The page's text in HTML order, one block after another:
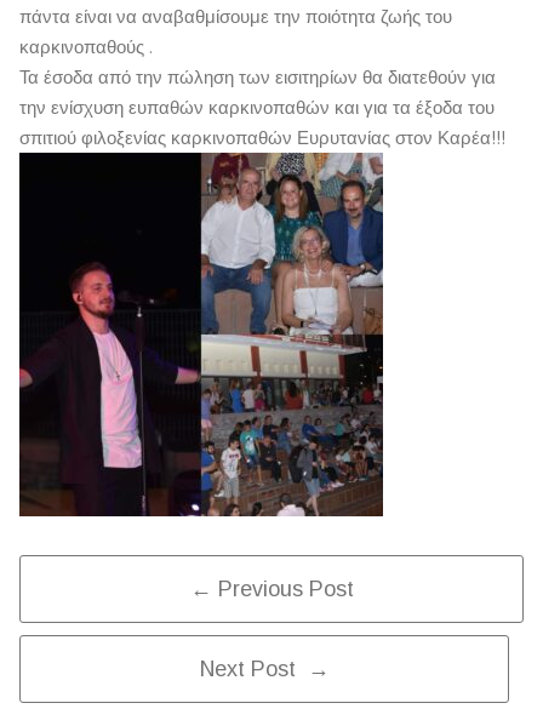
πάντα είναι να αναβαθμίσουμε την ποιότητα ζωής του
καρκινοπαθούς .
Τα έσοδα από την πώληση των εισιτηρίων θα διατεθούν για
την ενίσχυση ευπαθών καρκινοπαθών και για τα έξοδα του
σπιτιού φιλοξενίας καρκινοπαθών Ευρυτανίας στον Καρέα!!!
Post
Navigation
← Previous Post
Next Post →